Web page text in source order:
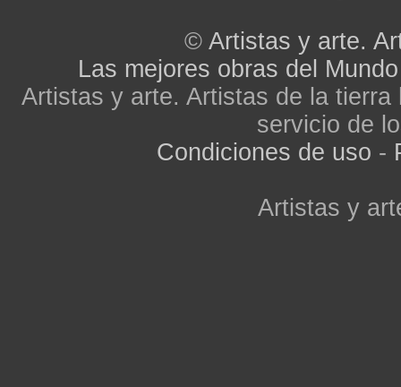
© Artistas y arte.
Las mejores obras del Mundo
Artistas y arte. Artistas de la
servicio de
Condiciones de uso -
Artistas y